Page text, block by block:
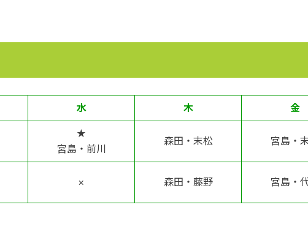
水 木 金
★
宮島・前川
森田・末松 宮島・
× 森田・藤野 宮島・